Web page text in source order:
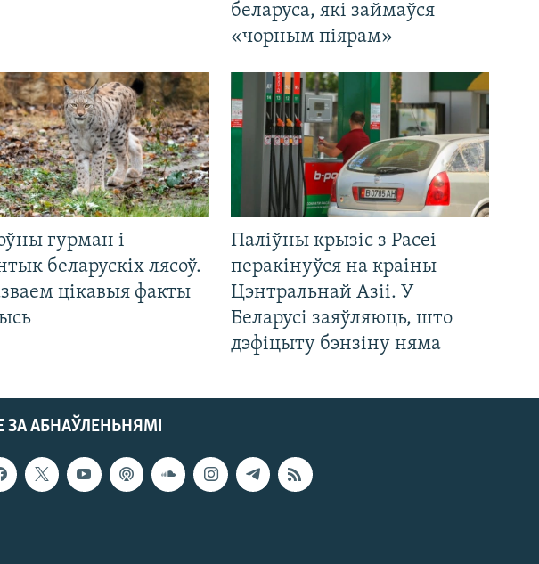
беларуса, які займаўся
«чорным піярам»
гурман і
беларускіх лясоў.
цікавыя факты
Паліўны крызіс з Расеі
перакінуўся на краіны
Цэнтральнай Азіі. У
Беларусі заяўляюць, што
дэфіцыту бэнзіну няма
ЗА АБНАЎЛЕНЬНЯМІ